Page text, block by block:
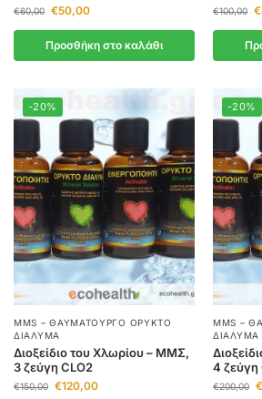
€60,00 €50,00
Προσθήκη στο καλάθι
€100,00 €
-20%
MMS – ΘΑΥΜΑΤΟΥΡΓΌ ΟΡΥΚΤΌ
ΔΙΆΛΥΜΑ
Διοξείδιο του Χλωρίου – ΜΜΣ,
3 ζεύγη CLO2
€150,00 €120,00
-20%
MMS –
ΔΙΆΛΥΜΑ
4 ζεύγη
€200,00 €